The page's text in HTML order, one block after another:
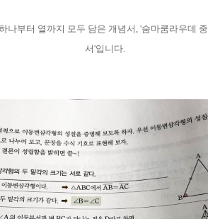
나부터 열까지 모두 담은 개념서, '숨마쿰라우데
서'입니다.